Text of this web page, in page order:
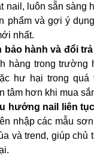
nail, luôn sẵn sàng
phẩm và gợi ý
nhất.
bảo hành và đổi
hàng trong trường
hư hại trong quá
tâm hơn khi mua
hướng nail liên
nhập các mẫu
và trend, giúp chủ